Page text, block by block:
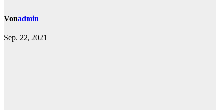
Vonadmin
Sep. 22, 2021